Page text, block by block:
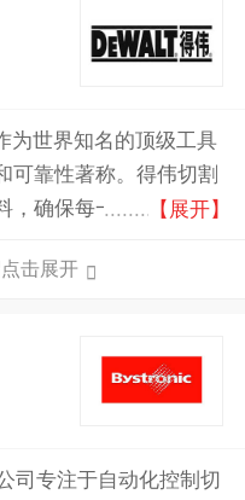
为世界知名的顶级工具
可靠性著称。得伟切割
，确保每一次切割都精
工作环境。得伟切割机
【展开】
击展开
司专注于自动化控制切